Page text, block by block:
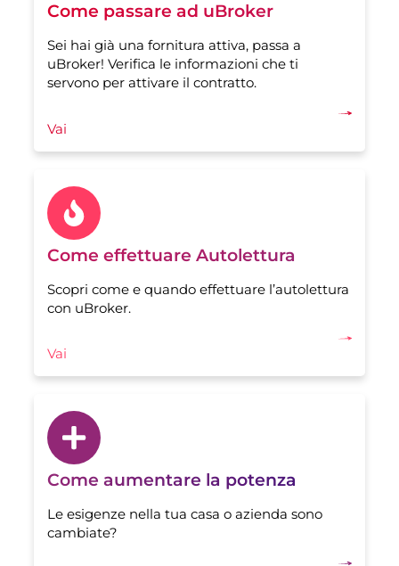
Come passare ad uBroker
Sei hai già una fornitura attiva, passa a
uBroker! Verifica le informazioni che ti
servono per attivare il contratto.
Vai
Come effettuare Autolettura
Scopri come e quando effettuare l’autolettura
con uBroker.
Vai
Come aumentare la potenza
Le esigenze nella tua casa o azienda sono
cambiate?